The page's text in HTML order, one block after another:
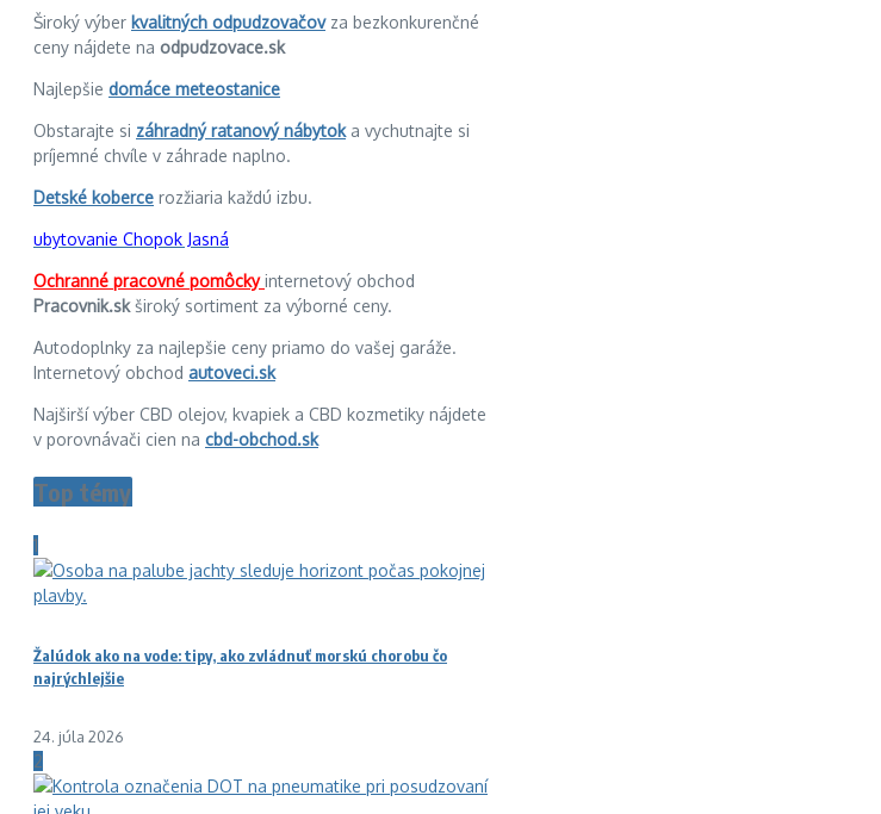
Široký výber kvalitných odpudzovačovza bezkonkurenčné
ceny nájdete na odpudzovace.sk
Najlepšie domáce meteostanice
Obstarajte si záhradný ratanový nábytoka vychutnajte si
príjemné chvíle v záhrade naplno.
Detské koberce rozžiaria každú izbu.
ubytovanie Chopok Jasná
Ochranné pracovné pomôckyinternetový obchod
Pracovnik.skširoký sortiment za výborné ceny.
Autodoplnky za najlepšie ceny priamo do vašej garáže.
Internetový obchod autoveci.sk
Najširší výber CBD olejov, kvapiek a CBD kozmetiky nájdete
v porovnávači cien na cbd-obchod.sk
Top témy
1
Žalúdok ako na vode: tipy, ako zvládnuť morskú chorobu čo
najrýchlejšie
24. júla 2026
2